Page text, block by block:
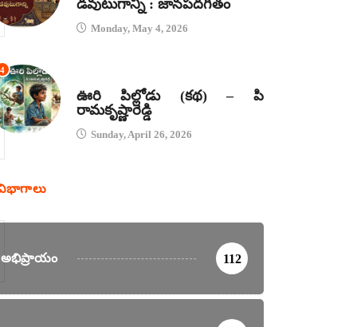
డవుటుగాన్ని : జానపదగీతం
Monday, May 4, 2026
4
ఊరి పిల్లోడు (కథ) – పి
రామకృష్ణారెడ్డి
Sunday, April 26, 2026
అభిప్రాయం 112